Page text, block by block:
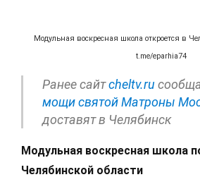
Модульная воскресная школа откроется в
t.me/eparhia74
Ранее сайтcheltv.ru
мощи святой Матроны
доставят в Челябинск
Модульная воскресная школа
Челябинской области